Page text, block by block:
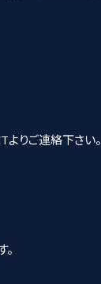
りご連絡下さい。